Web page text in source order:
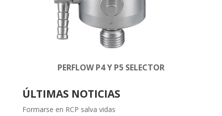
PERFLOW P4 Y P5 SELECTOR
ÚLTIMAS NOTICIAS
Formarse en RCP salva vidas